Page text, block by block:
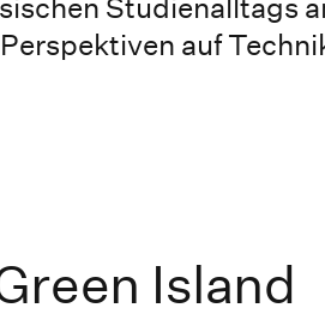
Studienalltags
auf
Island